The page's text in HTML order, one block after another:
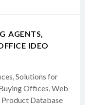
AGENTS,
IDEO
Solutions for
Offices, Web
Product Database